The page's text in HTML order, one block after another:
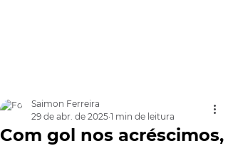
Com gol nos acréscimos,
Saimon Ferreira
29 de abr. de 2025 1 min de leitura